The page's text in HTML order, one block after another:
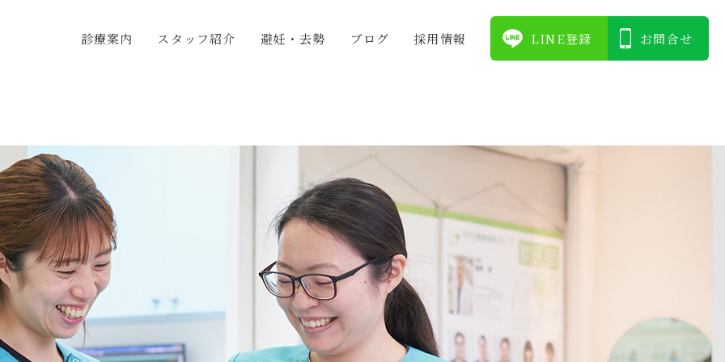
診療案内 スタッフ紹介 避妊・去勢 ブログ 採⽤情報 LINE登録 お問合せ